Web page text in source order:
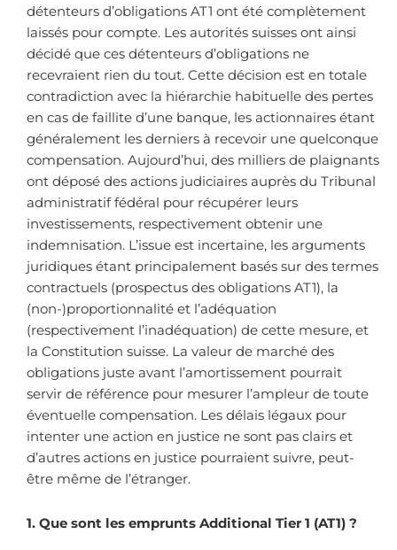
détenteurs d’obligations AT1 ont été complètement
laissés pour compte. Les autorités suisses ont ainsi
décidé que ces détenteurs d’obligations ne
recevraient rien du tout. Cette décision est en totale
contradiction avec la hiérarchie habituelle des pertes
en cas de faillite d’une banque, les actionnaires étant
généralement les derniers à recevoir une quelconque
compensation. Aujourd’hui, des milliers de plaignants
ont déposé des actions judiciaires auprès du Tribunal
administratif fédéral pour récupérer leurs
investissements, respectivement obtenir une
indemnisation. L’issue est incertaine, les arguments
juridiques étant principalement basés sur des termes
contractuels (prospectus des obligations AT1), la
(non-)proportionnalité et l’adéquation
(respectivement l’inadéquation) de cette mesure, et
la Constitution suisse. La valeur de marché des
obligations juste avant l’amortissement pourrait
servir de référence pour mesurer l’ampleur de toute
éventuelle compensation. Les délais légaux pour
intenter une action en justice ne sont pas clairs et
d’autres actions en justice pourraient suivre, peut-
être même de l’étranger.
1. Que sont les emprunts Additional Tier 1 (AT1) ?